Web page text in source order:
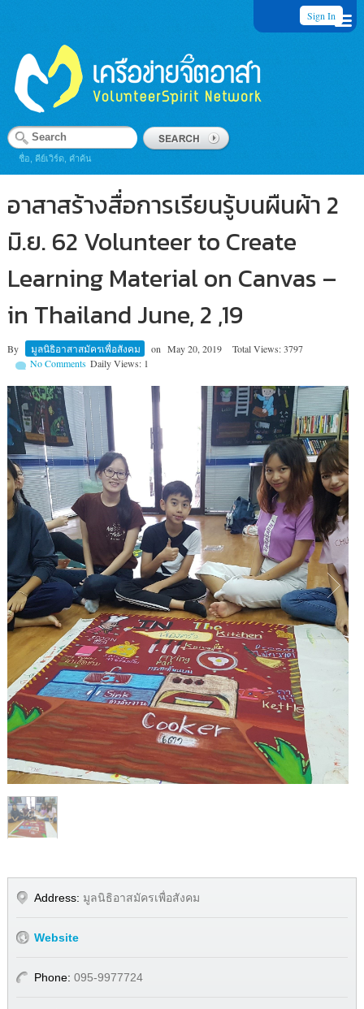
Sign In
ชื่อ, คีย์เวิร์ด, คำค้น
อาสาสร้างสื่อการเรียนรู้บนผืนผ้า 2
มิ.ย. 62 Volunteer to Create
Learning Material on Canvas –
in Thailand June, 2 ,19
By มูลนิธิอาสาสมัครเพื่อสังคม on May 20, 2019
Total Views: 3797
Daily Views: 1
No Comments
1/1
Address: มูลนิธิอาสมัครเพื่อสังคม
Website
Phone: 095-9977724